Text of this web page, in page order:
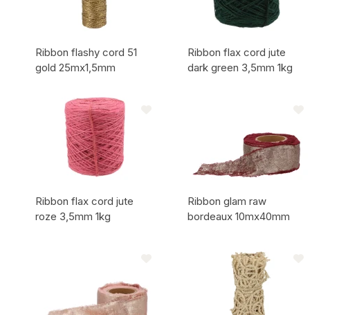
Ribbon flashy cord 51
gold 25mx1,5mm
Code de l'article:
Ribbon flax cord jute
dark green 3,5mm 1kg
Ribbon flax cord jute
roze 3,5mm 1kg
Ribbon glam raw
bordeaux 10mx40mm